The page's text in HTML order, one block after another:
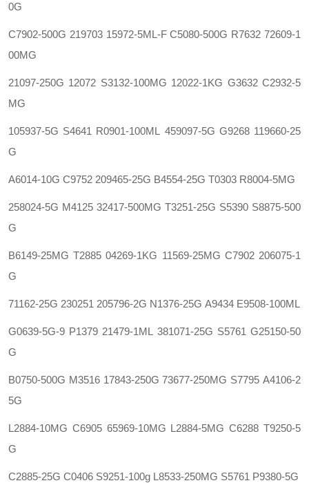
0G
C7902-500G 219703 15972-5ML-F C5080-500G R7632 72609-1
00MG
21097-250G 12072 S3132-100MG 12022-1KG G3632 C2932-5
MG
105937-5G S4641 R0901-100ML 459097-5G G9268 119660-25
G
A6014-10G C9752 209465-25G B4554-25G T0303 R8004-5MG
258024-5G M4125 32417-500MG T3251-25G S5390 S8875-500
G
B6149-25MG T2885 04269-1KG 11569-25MG C7902 206075-1
G
71162-25G 230251 205796-2G N1376-25G A9434 E9508-100ML
G0639-5G-9 P1379 21479-1ML 381071-25G S5761 G25150-50
G
B0750-500G M3516 17843-250G 73677-250MG S7795 A4106-2
5G
L2884-10MG C6905 65969-10MG L2884-5MG C6288 T9250-5
G
C2885-25G C0406 S9251-100g L8533-250MG S5761 P9380-5G